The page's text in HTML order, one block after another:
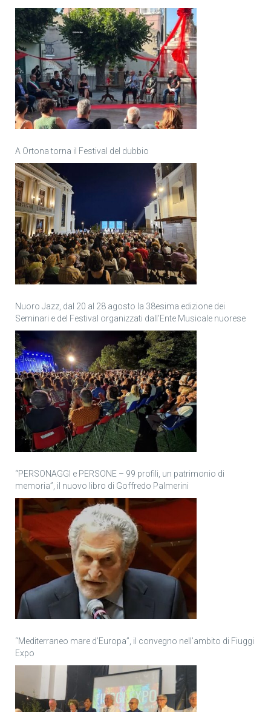
A Ortona torna il Festival del dubbio
Nuoro Jazz, dal 20 al 28 agosto la 38esima edizione dei
Seminari e del Festival organizzati dall’Ente Musicale nuorese
“PERSONAGGI e PERSONE – 99 profili, un patrimonio di
memoria”, il nuovo libro di Goffredo Palmerini
“Mediterraneo mare d’Europa”, il convegno nell’ambito di Fiuggi
Expo